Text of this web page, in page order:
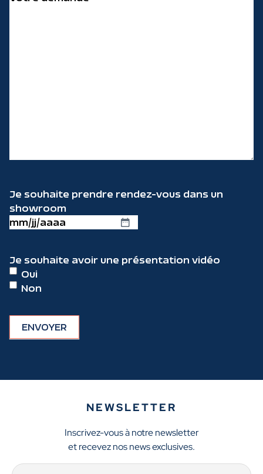
Je souhaite prendre rendez-vous dans un
showroom
MM
JJ
slash
AAAA
Je souhaite avoir une présentation vidéo
Oui
Non
NEWSLETTER
Inscrivez-vous à notre newsletter
et recevez nos news exclusives.